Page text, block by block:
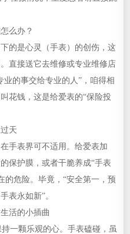
么办？
是心灵（手表）的创伤，这
直接送它去维修或专业维修店
业的事交给专业的人”，咱得相
花钱，这是给爱表的“保险投
天
手表界可不适用。给爱表加
保护膜，或者干脆养成“手表
的危险。毕竟，“安全第一，预
表永如新”。
活的小插曲
颗乐观的心。手表磕碰，虽